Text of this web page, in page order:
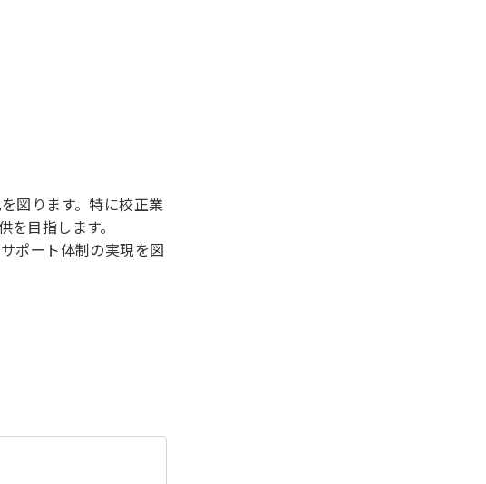
図ります。特に校正業
目指します。
ポート体制の実現を図